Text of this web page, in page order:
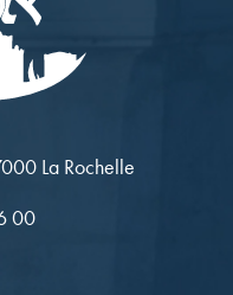
La Rochelle
00